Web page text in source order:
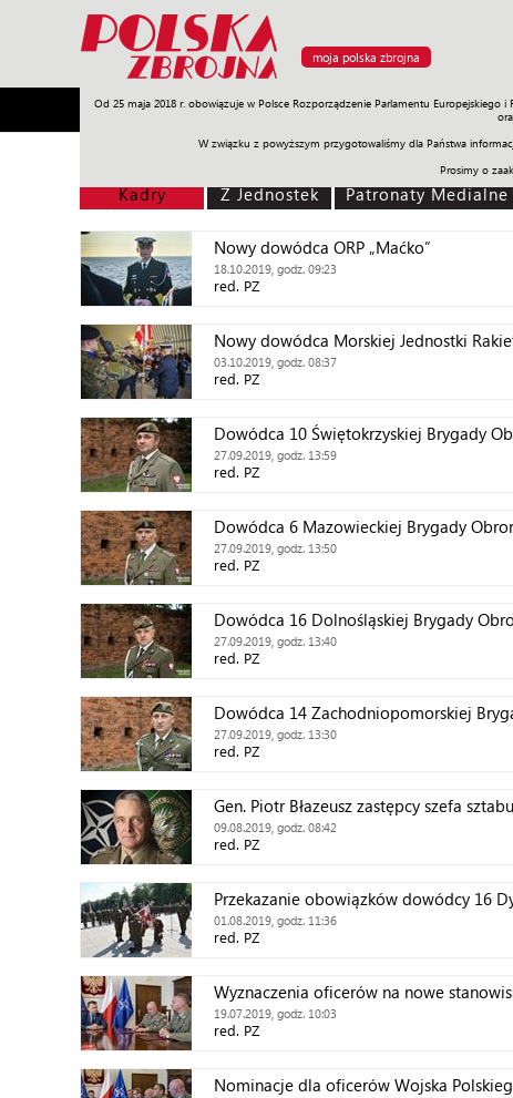
moja polska zbrojna
Od 25 maja 2018 r. obowiązuje w Polsce Rozporządzenie Parlamentu
W związku z powyższym przygotowaliśmy dla Państwa
Prosimy o
Armia Poligon Sprzęt Misje Polityka Prawo
Kadry Z Jednostek Patronaty Medialne
Nowy dowódca ORP „Maćko”
18.10.2019, godz. 09:23
red. PZ
Nowy dowódca Morskiej Jednostki
03.10.2019, godz. 08:37
red. PZ
Dowódca 10 Świętokrzyskiej Brygady
27.09.2019, godz. 13:59
red. PZ
Dowódca 6 Mazowieckiej Brygady
27.09.2019, godz. 13:50
red. PZ
Dowódca 16 Dolnośląskiej Brygady
27.09.2019, godz. 13:40
red. PZ
Dowódca 14 Zachodniopomorskiej
27.09.2019, godz. 13:30
red. PZ
Gen. Piotr Błazeusz zastępcy szefa
09.08.2019, godz. 08:42
red. PZ
Przekazanie obowiązków dowódcy 16
01.08.2019, godz. 11:36
red. PZ
Wyznaczenia oficerów na nowe
19.07.2019, godz. 10:03
red. PZ
Nominacje dla oficerów Wojska